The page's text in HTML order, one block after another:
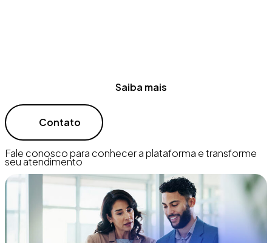
Saiba mais
Contato
Fale conosco para conhecer a plataforma e transforme
seu atendimento